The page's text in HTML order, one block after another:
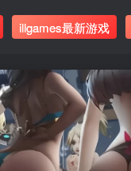
illgames最新游戏